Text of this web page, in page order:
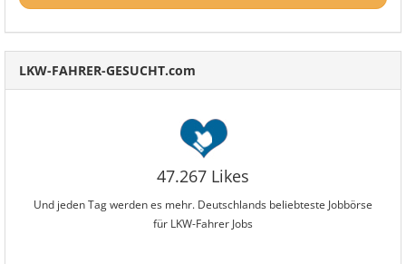
LKW-FAHRER-GESUCHT.com
47.267 Likes
Und jeden Tag werden es mehr. Deutschlands beliebteste Jobbörse
für LKW-Fahrer Jobs